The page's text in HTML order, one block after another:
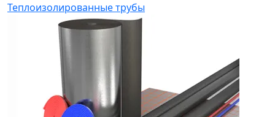
Теплоизолированные трубы